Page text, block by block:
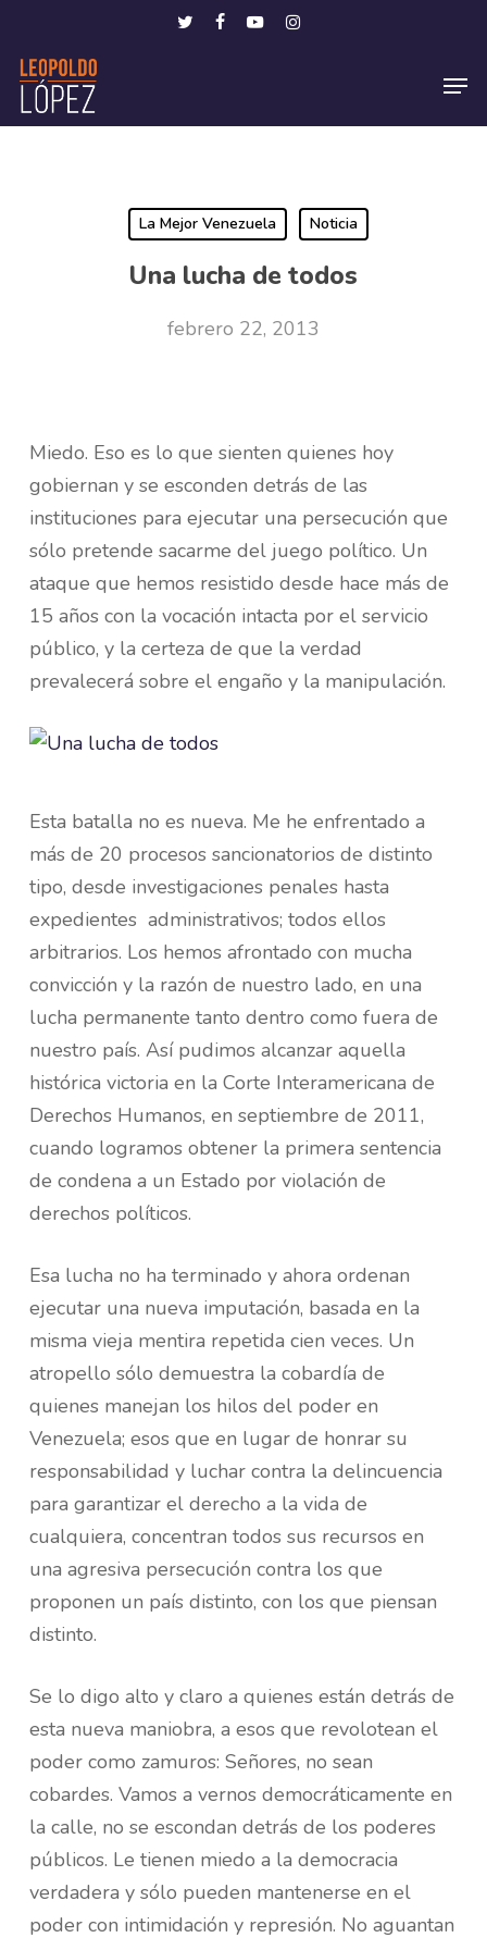
main
content
twitterfacebookyoutubeinstagram
La Mejor Venezuela Noticia
Una lucha de todos
febrero 22, 2013
Miedo. Eso es lo que sienten quienes hoy
gobiernan y se esconden detrás de las
instituciones para ejecutar una persecución que
sólo pretende sacarme del juego político. Un
ataque que hemos resistido desde hace más de
15 años con la vocación intacta por el servicio
público, y la certeza de que la verdad
prevalecerá sobre el engaño y la manipulación.
Esta batalla no es nueva. Me he enfrentado a
más de 20 procesos sancionatorios de distinto
tipo, desde investigaciones penales hasta
expedientes administrativos; todos ellos
arbitrarios. Los hemos afrontado con mucha
convicción y la razón de nuestro lado, en una
lucha permanente tanto dentro como fuera de
nuestro país. Así pudimos alcanzar aquella
histórica victoria en la Corte Interamericana de
Derechos Humanos, en septiembre de 2011,
cuando logramos obtener la primera sentencia
de condena a un Estado por violación de
derechos políticos.
Esa lucha no ha terminado y ahora ordenan
ejecutar una nueva imputación, basada en la
misma vieja mentira repetida cien veces. Un
atropello sólo demuestra la cobardía de
quienes manejan los hilos del poder en
Venezuela; esos que en lugar de honrar su
responsabilidad y luchar contra la delincuencia
para garantizar el derecho a la vida de
cualquiera, concentran todos sus recursos en
una agresiva persecución contra los que
proponen un país distinto, con los que piensan
distinto.
Se lo digo alto y claro a quienes están detrás de
esta nueva maniobra, a esos que revolotean el
poder como zamuros: Señores, no sean
cobardes. Vamos a vernos democráticamente en
la calle, no se escondan detrás de los poderes
públicos. Le tienen miedo a la democracia
verdadera y sólo pueden mantenerse en el
poder con intimidación y represión. No aguantan